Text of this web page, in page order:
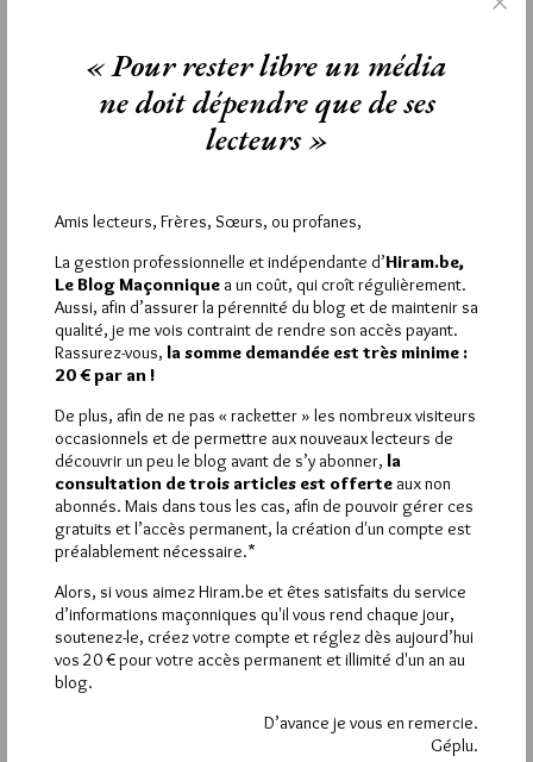
FRANÇOISE RENAUD-GURTNER
RÉPONDRE
La rédaction de commentaires est
réservée aux abonnés.
Si vous souhaitez rédiger des
commentaires, vous devez :
VOUS INSCRIRE
Déjà inscrit(e) ?Connectez-vous
Hier vendredi 7 août 2026, Hiram.be a reçu1 864
« Pour rester libre un média
ne doit dépendre que de ses
lecteurs »
Amis lecteurs, Frères, Sœurs, ou profanes,
La gestion professionnelle et indépendante d’Hiram.be,
Le Blog Maçonnique a un coût, qui croît régulièrement.
Aussi, afin d’assurer la pérennité du blog et de maintenir sa
qualité, je me vois contraint de rendre son accès payant.
Rassurez-vous, la somme demandée est très minime :
20 € par an !
De plus, afin de ne pas « racketter » les nombreux visiteurs
occasionnels et de permettre aux nouveaux lecteurs de
découvrir un peu le blog avant de s’y abonner, la
consultation de trois articles est offerte aux non
abonnés. Mais dans tous les cas, afin de pouvoir gérer ces
gratuits et l’accès permanent, la création d'un compte est
préalablement nécessaire.*
Alors, si vous aimez Hiram.be et êtes satisfaits du service
d’informations maçonniques qu'il vous rend chaque jour,
soutenez-le, créez votre compte et réglez dès aujourd’hui
vos 20 € pour votre accès permanent et illimité d'un an au
blog.
D’avance je vous en remercie.
Géplu.